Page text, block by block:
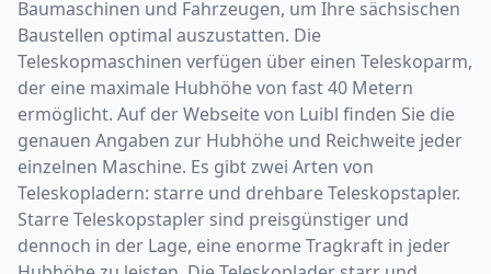
Baumaschinen und Fahrzeugen, um Ihre sächsischen
Baustellen optimal auszustatten. Die
Teleskopmaschinen verfügen über einen Teleskoparm,
der eine maximale Hubhöhe von fast 40 Metern
ermöglicht. Auf der Webseite von Luibl finden Sie die
genauen Angaben zur Hubhöhe und Reichweite jeder
einzelnen Maschine. Es gibt zwei Arten von
Teleskopladern: starre und drehbare Teleskopstapler.
Starre Teleskopstapler sind preisgünstiger und
dennoch in der Lage, eine enorme Tragkraft in jeder